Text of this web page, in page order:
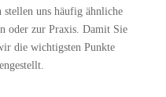
stellen uns häufig ähnliche
oder zur Praxis. Damit Sie
die wichtigsten Punkte